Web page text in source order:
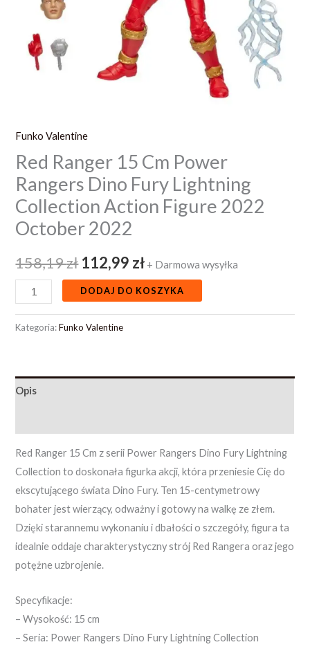
Funko Valentine
Red Ranger 15 Cm Power
Rangers Dino Fury Lightning
Collection Action Figure 2022
October 2022
158,19zł 112,99 zł + Darmowa wysyłka
Action
Figure
2022
October
DODAJ DO KOSZYKA
Kategoria:Funko Valentine
Opis
Red Ranger 15 Cm z serii Power Rangers Dino Fury Lightning
Collection to doskonała figurka akcji, która przeniesie Cię do
ekscytującego świata Dino Fury. Ten 15-centymetrowy
bohater jest wierzący, odważny i gotowy na walkę ze złem.
Dzięki starannemu wykonaniu i dbałości o szczegóły, figura ta
idealnie oddaje charakterystyczny strój Red Rangera oraz jego
potężne uzbrojenie.
Specyfikacje:
– Wysokość: 15 cm
– Seria: Power Rangers Dino Fury Lightning Collection